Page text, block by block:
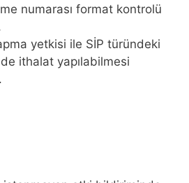
numarası format kontrolü
yetkisi ile SİP türündeki
ithalat yapılabilmesi